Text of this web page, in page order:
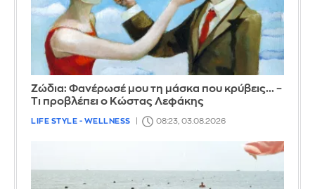
Ζώδια: Φανέρωσέ μου τη μάσκα που κρύβεις... –
Τι προβλέπει ο Κώστας Λεφάκης
LIFE STYLE - WELLNESS 08:23, 03.08.2026